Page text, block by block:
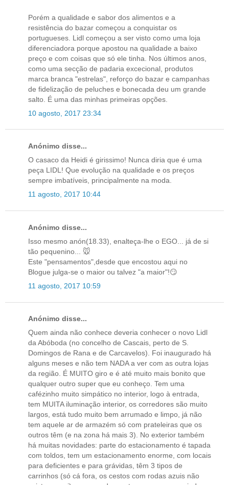
Porém a qualidade e sabor dos alimentos e a
resistência do bazar começou a conquistar os
portugueses. Lidl começou a ser visto como uma loja
diferenciadora porque apostou na qualidade a baixo
preço e com coisas que só ele tinha. Nos últimos anos,
como uma secção de padaria excecional, produtos
marca branca "estrelas", reforço do bazar e campanhas
de fidelização de peluches e bonecada deu um grande
salto. É uma das minhas primeiras opções.
10 agosto, 2017 23:34
Anónimo disse...
O casaco da Heidi é girissimo! Nunca diria que é uma
peça LIDL! Que evolução na qualidade e os preços
sempre imbatíveis, principalmente na moda.
11 agosto, 2017 10:44
Anónimo disse...
Isso mesmo anón(18.33), enalteça-lhe o EGO... já de si
tão pequenino... 🐭
Este "pensamentos",desde que encostou aqui no
Blogue julga-se o maior ou talvez "a maior"!😏
11 agosto, 2017 10:59
Anónimo disse...
Quem ainda não conhece deveria conhecer o novo Lidl
da Abóboda (no concelho de Cascais, perto de S.
Domingos de Rana e de Carcavelos). Foi inaugurado há
alguns meses e não tem NADA a ver com as outra lojas
da região. É MUITO giro e é até muito mais bonito que
qualquer outro super que eu conheço. Tem uma
cafézinho muito simpático no interior, logo à entrada,
tem MUITA iluminação interior, os corredores são muito
largos, está tudo muito bem arrumado e limpo, já não
tem aquele ar de armazém só com prateleiras que os
outros têm (e na zona há mais 3). No exterior também
há muitas novidades: parte do estacionamento é tapada
com toldos, tem um estacionamento enorme, com locais
para deficientes e para grávidas, têm 3 tipos de
carrinhos (só cá fora, os cestos com rodas azuis não